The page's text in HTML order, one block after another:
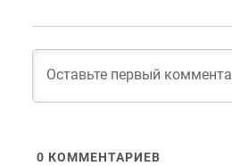
0 КОММЕНТАРИЕВ